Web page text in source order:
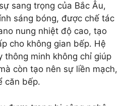
sang trọng của Bắc Âu,
sáng bóng, được chế tác
nung nhiệt độ cao, tạo
cho không gian bếp. Hệ
thông minh không chỉ giúp
còn tạo nên sự liền mạch,
căn bếp.